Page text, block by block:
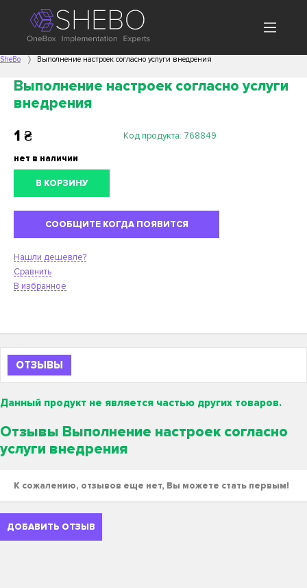
SheBo Выполнение настроек согласно услуги внедрения
Выполнение настроек согласно услуги
внедрения
1 ₴ Код продукта: 768849
нет в наличии
В КОРЗИНУ
СООБЩИТЕ КОГДА ПОЯВИТСЯ
Нашли дешевле?
Сравнить
В избранное
ОТЗЫВЫ
Данный продукт не является частью других товаров.
Отзывы Выполнение настроек согласно
услуги внедрения
К сожалению, отзывов еще нет, Вы можете стать первым!
ДОБАВИТЬ ОТЗЫВ